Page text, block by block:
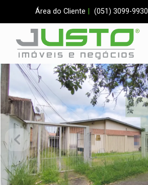
Área do Cliente (051) 3099-9930